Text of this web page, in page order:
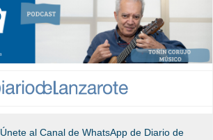
Jump to navigation
Únete al Canal de WhatsApp de Diario de